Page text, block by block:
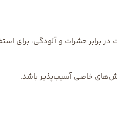
برابر حشرات و آلودگی، برای
خاصی آسیب‌پذیر باشد.